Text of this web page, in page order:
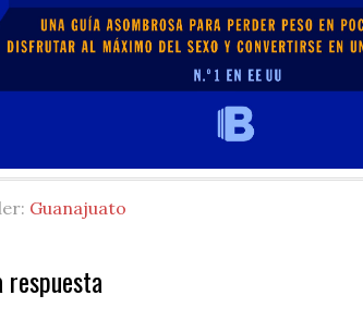
Guanajuato
respuesta